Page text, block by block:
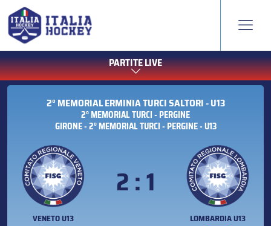
PARTITE LIVE
2° MEMORIAL ERMINIA TURCI SALTORI - U13
2° MEMORIAL TURCI - PERGINE
GIRONE - 2° MEMORIAL TURCI - PERGINE - U13
VENETO U13
2 : 1
LOMBARDIA U13